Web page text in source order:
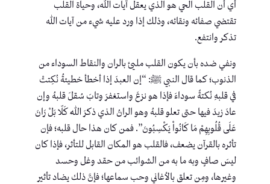
أي أن القلب الحي هو الذي يعقل آيات الله، وحياة القلب
تقتضي صفائه ونقائه، وذلك إذا ورد عليه شيء من آيات الله
تذكر وانتفع.
ونفي ضده بأن يكون القلب مليئ بالران والنقاط السوداء من
الذنوب؛ كما قال النبي ﷺ: “إن العبدَ إذا أخطأ خطيئةُ نُكِتتْ
في قلبهِ نُكتةً سوداءَ فإذا هو نزعَ واستغفرَ وتابَ سُقلَ قلبهُ وإن
عادَ زيدَ فيها حتى تعلو قلبهُ وهو الرانُ الذي ذكرَ اللهُ كَلّا بَلْ رَانَ
عَلَى قُلُوبِهِمْ مَا كَانُواْ يَكْسِبُونَ”. فمن كان هذا حال قلبه؛ فإن
تأثره بالقرآن يضعف، فالقلب هو المكان القابل للتأثر، فإذا كان
ليسَ صافٍ وبه ما به من الشوائب من حقد وغل وحسد
وغيرها، ومِن تعلق بالأغاني وحب سماعها؛ فإنَّ ذلك يضاد تأثير